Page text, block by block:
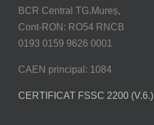
BCR Central TG.Mureș,
Cont-RON: RO54 RNCB
0193 0159 9626 0001
CAEN principal: 1084
CERTIFICAT FSSC 2200 (V.6.)